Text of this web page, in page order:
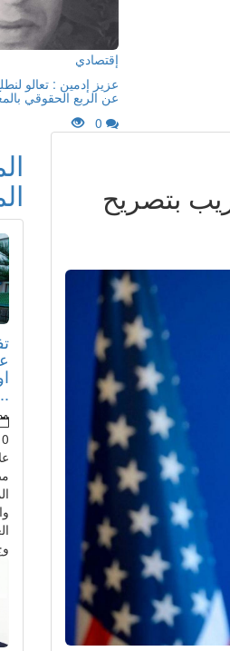
إقتصادي
عزيز إدمين : تعالو
عن الربع الحقوقي
0
بتصريح